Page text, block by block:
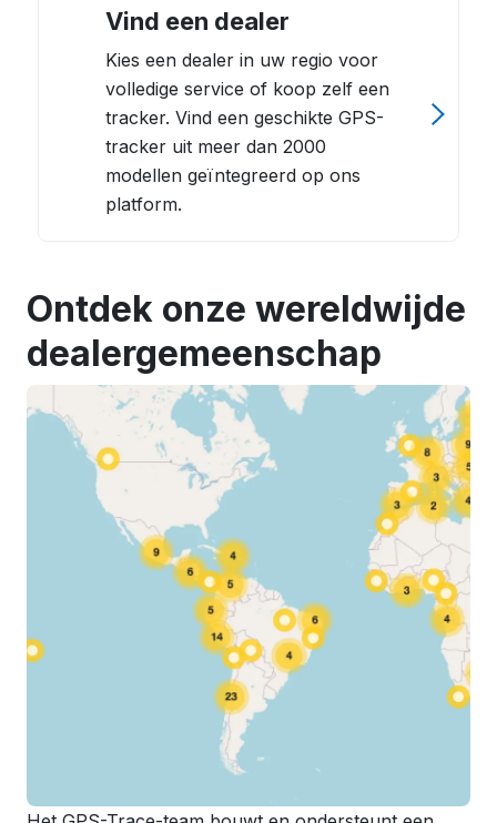
Vind een dealer
Kies een dealer in uw regio voor
volledige service of koop zelf een
tracker. Vind een geschikte GPS-
tracker uit meer dan 2000
modellen geïntegreerd op ons
platform.
Ontdek onze wereldwijde
dealergemeenschap